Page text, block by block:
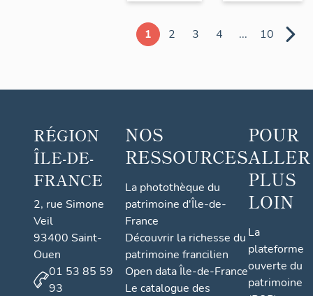
1 2 3 4 ... 10
RÉGION
ÎLE-DE-
FRANCE
2, rue Simone
Veil
93400 Saint-
Ouen
01 53 85 59
93
NOS
RESSOURCES
La photothèque du
patrimoine d'Île-de-
France
Découvrir la richesse du
patrimoine francilien
Open data Île-de-France
Le catalogue des
POUR
ALLER
PLUS
LOIN
La
plateforme
ouverte du
patrimoine